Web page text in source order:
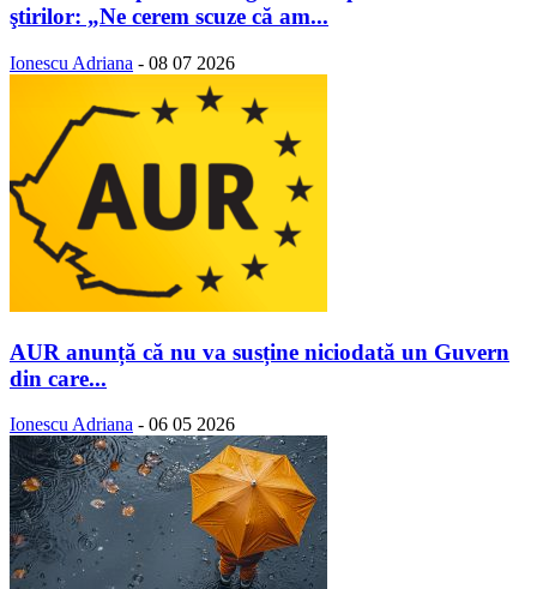
ştirilor: „Ne cerem scuze că am...
Ionescu Adriana - 08 07 2026
AUR anunță că nu va susține niciodată un Guvern
din care...
Ionescu Adriana - 06 05 2026